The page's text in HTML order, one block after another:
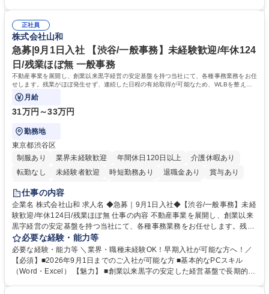
るので安心して入行いただけます。 幅広いキャリアの選択肢があり、公募
や社内副業等を活用し、 一人ひとりが挑戦できるカルチャーが浸透してい
ます。 学歴・資格 学歴：大学院 大学 高専 短大 専修学校 高校 語学力：
資格：
正社員
株式会社山和
急募|9月1日入社 【渋谷/一般事務】未経験歓迎/年休124
日/残業ほぼ無 一般事務
不動産事業を展開し、創業以来黒字経営の安定基盤を持つ当社にて、各種事務業務をお任
せします。残業がほぼ発生せず、連続した日程の有給取得が可能なため、WLBを整えた
い方にお勧めの環境です！
月給
31万円～33万円
勤務地
東京都渋谷区
制服あり
業界未経験歓迎 年間休日120日以上
介護休暇あり
転勤なし
未経験者歓迎 時短勤務あり 退職金あり
賞与あり
育休あり
完全週休2日制
仕事の内容
企業名 株式会社山和 求人名 ◆急募｜9月1日入社◆【渋谷/一般事務】未経
験歓迎/年休124日/残業ほぼ無 仕事の内容 不動産事業を展開し、創業以来
黒字経営の安定基盤を持つ当社にて、各種事務業務をお任せします。残業
がほぼ発生せず、連続した日程の有給取得が可能なため、WLBを整えたい
方にお勧めの環境です！ 入社後はOJTを通じて丁寧に研修を行いますの
で、事務未経験の方でも安心して臨むことができます。 【業務詳細】■電
話・来客対応 ■物件の鍵や社内の備品管理 ■データ入力や書類作成 ■契約
必要な経験・能力等
必要な経験・能力等 ＼業界・職種未経験OK！早期入社が可能な方へ！／
【必須】■2026年9月1日までのご入社が可能な方 ■基本的なPCスキル
（Word・Excel） 【魅力】 ■創業以来黒字の安定した経営基盤で長期的に